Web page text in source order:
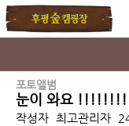
포토앨범
눈이 와요
작성자 최고관리자